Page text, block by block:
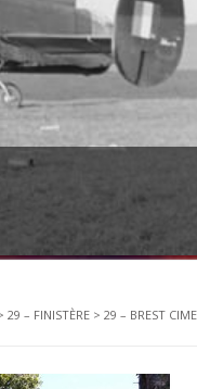
29 – FINISTÈRE > 29 – BREST